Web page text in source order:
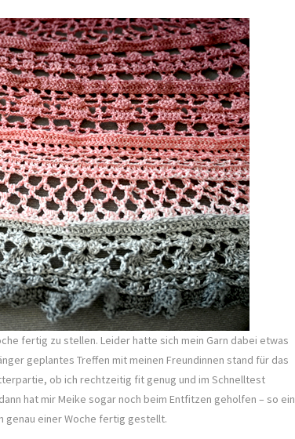
fertig zu stellen. Leider hatte sich mein Garn dabei etwas
geplantes Treffen mit meinen Freundinnen stand für das
ob ich rechtzeitig fit genug und im Schnelltest
hat mir Meike sogar noch beim Entfitzen geholfen – so ein
genau einer Woche fertig gestellt.